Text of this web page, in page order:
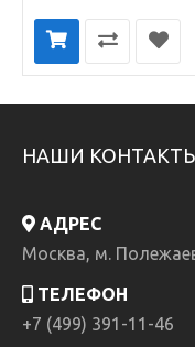
НАШИ
АДРЕС
Москва, м.
ТЕЛЕФОН
+7 (499) 391-11-46